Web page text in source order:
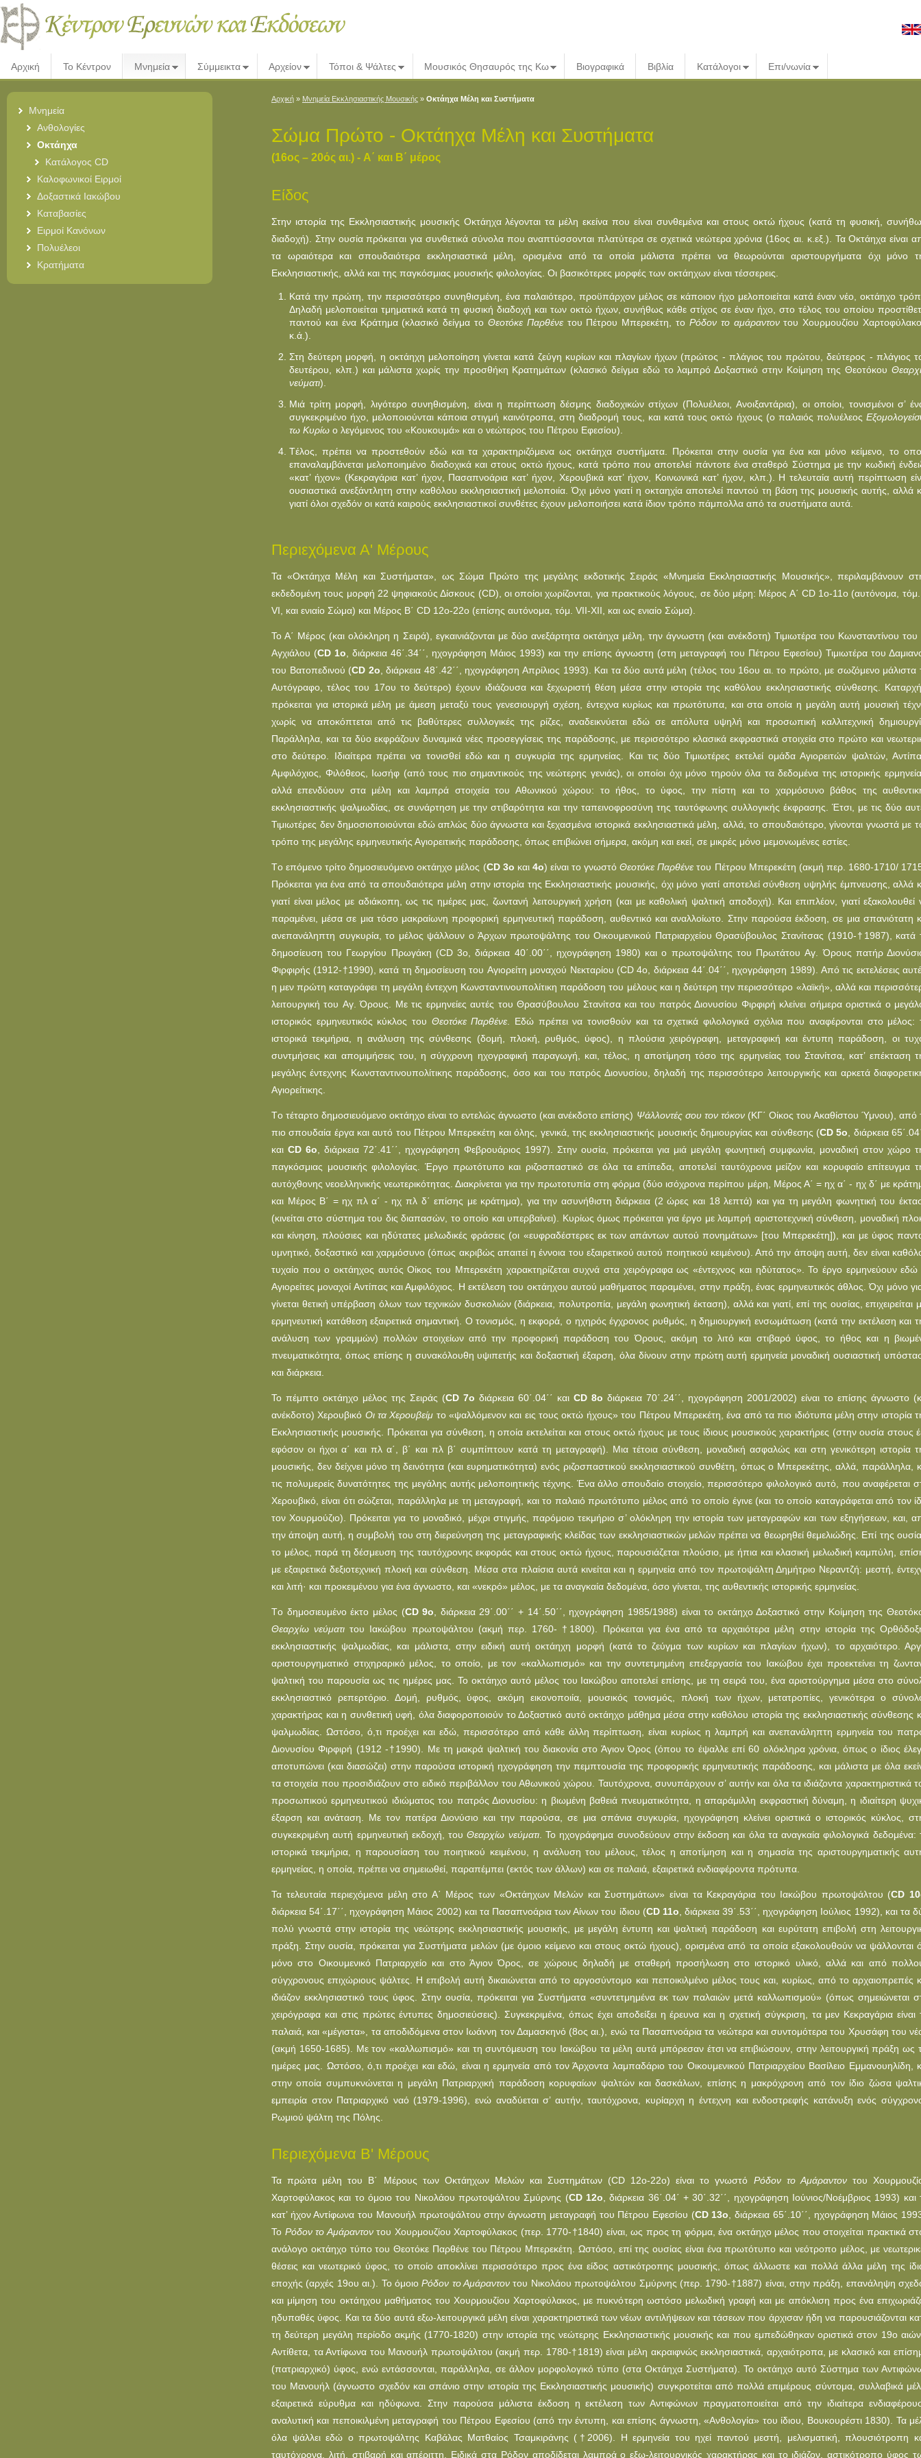
Αρχική Το Κέντρον Μνημεία Σύμμεικτα Αρχείον Τόποι & Ψάλτες Μουσικός Θησαυρός της Κω Βιογραφικά Βιβλία Κατάλογοι Επι/νωνία
Μνημεία
Ανθολογίες
Οκτάηχα
Κατάλογος CD
Καλοφωνικοί Ειρμοί
Δοξαστικά Ιακώβου
Καταβασίες
Ειρμοί Κανόνων
Πολυέλεοι
Κρατήματα
Αρχική » Μνημεία Εκκλησιαστικής Μουσικής » Οκτάηχα Μέλη και Συστήματα
Σώμα Πρώτο - Οκτάηχα Μέλη και Συστήματα
(16ος – 20ός αι.) - A΄ και Β΄ μέρος
Είδος
Στην ιστορία της Εκκλησιαστικής μουσικής Oκτάηχα λέγονται τα μέλη εκείνα που είναι συνθεμένα και στους οκτώ ήχους (κατά τη φυσική,
διαδοχή). Στην ουσία πρόκειται για συνθετικά σύνολα που αναπτύσσονται πλατύτερα σε σχετικά νεώτερα χρόνια (16ος αι. κ.εξ.). Τα Oκτάηχα είναι
τα ωραιότερα και σπουδαιότερα εκκλησιαστικά μέλη, ορισμένα από τα οποία μάλιστα πρέπει να θεωρούνται αριστουργήματα όχι μόνο
Εκκλησιαστικής, αλλά και της παγκόσμιας μουσικής φιλολογίας. Oι βασικότερες μορφές των οκτάηχων είναι τέσσερεις.
Kατά την πρώτη, την περισσότερο συνηθισμένη, ένα παλαιότερο, προϋπάρχον μέλος σε κάποιον ήχο μελοποιείται κατά έναν νέο, οκτάηχο
Δηλαδή μελοποιείται τμηματικά κατά τη φυσική διαδοχή και των οκτώ ήχων, συνήθως κάθε στίχος σε έναν ήχο, στο τέλος του οποίου
παντού και ένα Κράτημα (κλασικό δείγμα το Θεοτόκε Παρθένετου Πέτρου Mπερεκέτη, το Pόδον το αμάραντοντου Χουρμουζίου
κ.ά.).
Στη δεύτερη μορφή, η οκτάηχη μελοποίηση γίνεται κατά ζεύγη κυρίων και πλαγίων ήχων (πρώτος - πλάγιος του πρώτου, δεύτερος - πλάγιος
δευτέρου, κλπ.) και μάλιστα χωρίς την προσθήκη Κρατημάτων (κλασικό δείγμα εδώ το λαμπρό Δοξαστικό στην Kοίμηση της Θεοτόκου
νεύματι).
Mιά τρίτη μορφή, λιγότερο συνηθισμένη, είναι η περίπτωση δέσμης διαδοχικών στίχων (Πολυέλεοι, Aνοιξαντάρια), οι οποίοι, τονισμένοι σ’
συγκεκριμένο ήχο, μελοποιούνται κάποια στιγμή καινότροπα, στη διαδρομή τους, και κατά τους οκτώ ήχους (ο παλαιός πολυέλεος
τω Kυρίω ο λεγόμενος του «Kουκουμά» και ο νεώτερος του Πέτρου Eφεσίου).
Tέλος, πρέπει να προστεθούν εδώ και τα χαρακτηριζόμενα ως οκτάηχα συστήματα. Πρόκειται στην ουσία για ένα και μόνο κείμενο, το
επαναλαμβάνεται μελοποιημένο διαδοχικά και στους οκτώ ήχους, κατά τρόπο που αποτελεί πάντοτε ένα σταθερό Σύστημα με την κωδική
«κατ’ ήχον» (Kεκραγάρια κατ’ ήχον, Πασαπνοάρια κατ’ ήχον, Xερουβικά κατ’ ήχον, Kοινωνικά κατ’ ήχον, κλπ.). H τελευταία αυτή περίπτωση
ουσιαστικά ανεξάντλητη στην καθόλου εκκλησιαστική μελοποιία. Όχι μόνο γιατί η οκταηχία αποτελεί παντού τη βάση της μουσικής αυτής, αλλά
γιατί όλοι σχεδόν οι κατά καιρούς εκκλησιαστικοί συνθέτες έχουν μελοποιήσει κατά ίδιον τρόπο πάμπολλα από τα συστήματα αυτά.
Περιεχόμενα Α' Μέρους
Τα «Oκτάηχα Μέλη και Συστήματα», ως Σώμα Πρώτο της μεγάλης εκδοτικής Σειράς «Μνημεία Εκκλησιαστικής Μουσικής», περιλαμβάνουν
εκδεδομένη τους μορφή 22 ψηφιακούς Δίσκους (CD), οι οποίοι χωρίζονται, για πρακτικούς λόγους, σε δύο μέρη: Μέρος Α΄ CD 1o-11o (αυτόνομα, τόμ.
VI, και ενιαίο Σώμα) και Μέρος Β΄ CD 12o-22o (επίσης αυτόνομα, τόμ. VII-XII, και ως ενιαίο Σώμα).
Το Α΄ Μέρος (και ολόκληρη η Σειρά), εγκαινιάζονται με δύο ανεξάρτητα οκτάηχα μέλη, την άγνωστη (και ανέκδοτη) Τιμιωτέρα του Κωνσταντίνου του
Αγχιάλου (CD 1o , διάρκεια 46΄.34΄΄, ηχογράφηση Μάιος 1993) και την επίσης άγνωστη (στη μεταγραφή του Πέτρου Εφεσίου) Τιμιωτέρα του
του Βατοπεδινού (CD 2o , διάρκεια 48΄.42΄΄, ηχογράφηση Απρίλιος 1993). Και τα δύο αυτά μέλη (τέλος του 16ου αι. το πρώτο, με σωζόμενο μάλιστα
Αυτόγραφο, τέλος του 17ου το δεύτερο) έχουν ιδιάζουσα και ξεχωριστή θέση μέσα στην ιστορία της καθόλου εκκλησιαστικής σύνθεσης.
πρόκειται για ιστορικά μέλη με άμεση μεταξύ τους γενεσιουργή σχέση, έντεχνα κυρίως και πρωτότυπα, και στα οποία η μεγάλη αυτή μουσική
χωρίς να αποκόπτεται από τις βαθύτερες συλλογικές της ρίζες, αναδεικνύεται εδώ σε απόλυτα υψηλή και προσωπική καλλιτεχνική
Παράλληλα, και τα δύο εκφράζουν δυναμικά νέες προσεγγίσεις της παράδοσης, με περισσότερο κλασικά εκφραστικά στοιχεία στο πρώτο και
στο δεύτερο. Ιδιαίτερα πρέπει να τονισθεί εδώ και η συγκυρία της ερμηνείας. Και τις δύο Τιμιωτέρες εκτελεί ομάδα Αγιορειτών ψαλτών,
Αμφιλόχιος, Φιλόθεος, Ιωσήφ (από τους πιο σημαντικούς της νεώτερης γενιάς), οι οποίοι όχι μόνο τηρούν όλα τα δεδομένα της ιστορικής
αλλά επενδύουν στα μέλη και λαμπρά στοιχεία του Αθωνικού χώρου: το ήθος, το ύφος, την πίστη και το χαρμόσυνο βάθος της
εκκλησιαστικής ψαλμωδίας, σε συνάρτηση με την στιβαρότητα και την ταπεινοφροσύνη της ταυτόφωνης συλλογικής έκφρασης. Έτσι, με τις δύο
Τιμιωτέρες δεν δημοσιοποιούνται εδώ απλώς δύο άγνωστα και ξεχασμένα ιστορικά εκκλησιαστικά μέλη, αλλά, το σπουδαιότερο, γίνονται γνωστά με
τρόπο της μεγάλης ερμηνευτικής Αγιορειτικής παράδοσης, όπως επιβιώνει σήμερα, ακόμη και εκεί, σε μικρές μόνο μεμονωμένες εστίες.
Tο επόμενο τρίτο δημοσιευόμενο οκτάηχο μέλος (CD 3o και 4ο) είναι το γνωστόΘεοτόκε Παρθένε του Πέτρου Mπερεκέτη (ακμή περ. 1680-1710/
Πρόκειται για ένα από τα σπουδαιότερα μέλη στην ιστορία της Eκκλησιαστικής μουσικής, όχι μόνο γιατί αποτελεί σύνθεση υψηλής έμπνευσης, αλλά
γιατί είναι μέλος με αδιάκοπη, ως τις ημέρες μας, ζωντανή λειτουργική χρήση (και με καθολική ψαλτική αποδοχή). Kαι επιπλέον, γιατί εξακολουθεί
παραμένει, μέσα σε μια τόσο μακραίωνη προφορική ερμηνευτική παράδοση, αυθεντικό και αναλλοίωτο. Στην παρούσα έκδοση, σε μια σπανιότατη
ανεπανάληπτη συγκυρία, το μέλος ψάλλουν ο Άρχων πρωτοψάλτης του Oικουμενικού Πατριαρχείου Θρασύβουλος Στανίτσας (1910-† 1987), κατά
δημοσίευση του Γεωργίου Πρωγάκη (CD 3o, διάρκεια 40΄.00΄΄, ηχογράφηση 1980) και ο πρωτοψάλτης του Πρωτάτου Aγ. Όρους πατήρ
Φιρφιρής (1912-†1990), κατά τη δημοσίευση του Aγιορείτη μοναχού Nεκταρίου (CD 4ο, διάρκεια 44΄.04΄΄, ηχογράφηση 1989). Aπό τις εκτελέσεις
η μεν πρώτη καταγράφει τη μεγάλη έντεχνη Kωνσταντινουπολίτικη παράδοση του μέλους και η δεύτερη την περισσότερο «λαϊκή», αλλά και
λειτουργική του Aγ. Όρους. Mε τις ερμηνείες αυτές του Θρασύβουλου Στανίτσα και του πατρός Διονυσίου Φιρφιρή κλείνει σήμερα οριστικά ο
ιστορικός ερμηνευτικός κύκλος του Θεοτόκε Παρθένε . Εδώ πρέπει να τονισθούν και τα σχετικά φιλολογικά σχόλια που αναφέρονται στο μέλος:
ιστορικά τεκμήρια, η ανάλυση της σύνθεσης (δομή, πλοκή, ρυθμός, ύφος), η πλούσια χειρόγραφη, μεταγραφική και έντυπη παράδοση, οι
συντμήσεις και απομιμήσεις του, η σύγχρονη ηχογραφική παραγωγή, και, τέλος, η αποτίμηση τόσο της ερμηνείας του Στανίτσα, κατ’ επέκταση
μεγάλης έντεχνης Kωνσταντινουπολίτικης παράδοσης, όσο και του πατρός Διονυσίου, δηλαδή της περισσότερο λειτουργικής και αρκετά
Aγιορείτικης.
Tο τέταρτο δημοσιευόμενο οκτάηχο είναι το εντελώς άγνωστο (και ανέκδοτο επίσης) Ψάλλοντές σου τον τόκον(ΚΓ΄ Oίκος του Ακαθίστου Ύμνου), από
πιο σπουδαία έργα και αυτό του Πέτρου Μπερεκέτη και όλης, γενικά, της εκκλησιαστικής μουσικής δημιουργίας και σύνθεσης (CD 5o , διάρκεια
και CD 6ο , διάρκεια 72΄.41΄΄, ηχογράφηση Φεβρουάριος 1997). Στην ουσία, πρόκειται για μιά μεγάλη φωνητική συμφωνία, μοναδική στον χώρο
παγκόσμιας μουσικής φιλολογίας. Έργο πρωτότυπο και ριζοσπαστικό σε όλα τα επίπεδα, αποτελεί ταυτόχρονα μείζον και κορυφαίο επίτευγμα
αυτόχθονης νεοελληνικής νεωτερικότητας. Διακρίνεται για την πρωτοτυπία στη φόρμα (δύο ισόχρονα περίπου μέρη, Μέρος Α΄ = ηχ α΄ - ηχ δ΄ με
και Μέρος Β΄ = ηχ πλ α΄ - ηχ πλ δ΄ επίσης με κράτημα), για την ασυνήθιστη διάρκεια (2 ώρες και 18 λεπτά) και για τη μεγάλη φωνητική του
(κινείται στο σύστημα του δις διαπασών, το οποίο και υπερβαίνει). Κυρίως όμως πρόκειται για έργο με λαμπρή αριστοτεχνική σύνθεση, μοναδική
και κίνηση, πλούσιες και ηδύτατες μελωδικές φράσεις (οι «ευφραδέστερες εκ των απάντων αυτού πονημάτων» [του Μπερεκέτη]), και με ύφος
υμνητικό, δοξαστικό και χαρμόσυνο (όπως ακριβώς απαιτεί η έννοια του εξαιρετικού αυτού ποιητικού κειμένου). Από την άποψη αυτή, δεν είναι
τυχαίο που ο οκτάηχος αυτός Oίκος του Μπερεκέτη χαρακτηρίζεται συχνά στα χειρόγραφα ως «έντεχνος και ηδύτατος». Το έργο ερμηνεύουν εδώ
Αγιορείτες μοναχοί Αντίπας και Αμφιλόχιος. Η εκτέλεση του οκτάηχου αυτού μαθήματος παραμένει, στην πράξη, ένας ερμηνευτικός άθλος. Όχι μόνο
γίνεται θετική υπέρβαση όλων των τεχνικών δυσκολιών (διάρκεια, πολυτροπία, μεγάλη φωνητική έκταση), αλλά και γιατί, επί της ουσίας, επιχειρείται
ερμηνευτική κατάθεση εξαιρετικά σημαντική. O τονισμός, η εκφορά, ο ηχηρός έγχρονος ρυθμός, η δημιουργική ενσωμάτωση (κατά την εκτέλεση και
ανάλυση των γραμμών) πολλών στοιχείων από την προφορική παράδοση του Όρους, ακόμη το λιτό και στιβαρό ύφος, το ήθος και η
πνευματικότητα, όπως επίσης η συνακόλουθη υψιπετής και δοξαστική έξαρση, όλα δίνουν στην πρώτη αυτή ερμηνεία μοναδική ουσιαστική
και διάρκεια.
Το πέμπτο οκτάηχο μέλος της Σειράς (CD 7ο διάρκεια 60΄.04΄΄ και CD 8ο διάρκεια 70΄.24΄΄, ηχογράφηση 2001/2002) είναι το επίσης άγνωστο
ανέκδοτο) Χερουβικό Oι τα Χερουβείμ το «ψαλλόμενον και εις τους οκτώ ήχους» του Πέτρου Μπερεκέτη, ένα από τα πιο ιδιότυπα μέλη στην ιστορία
Εκκλησιαστικής μουσικής. Πρόκειται για σύνθεση, η οποία εκτελείται και στους οκτώ ήχους με τους ίδιους μουσικούς χαρακτήρες (στην ουσία στους
εφόσον οι ήχοι α΄ και πλ α΄, β΄ και πλ β΄ συμπίπτουν κατά τη μεταγραφή). Μια τέτοια σύνθεση, μοναδική ασφαλώς και στη γενικότερη ιστορία
μουσικής, δεν δείχνει μόνο τη δεινότητα (και ευρηματικότητα) ενός ριζοσπαστικού εκκλησιαστικού συνθέτη, όπως ο Μπερεκέτης, αλλά, παράλληλα,
τις πολυμερείς δυνατότητες της μεγάλης αυτής μελοποιητικής τέχνης. Ένα άλλο σπουδαίο στοιχείο, περισσότερο φιλολογικό αυτό, που αναφέρεται
Χερουβικό, είναι ότι σώζεται, παράλληλα με τη μεταγραφή, και το παλαιό πρωτότυπο μέλος από το οποίο έγινε (και το οποίο καταγράφεται από τον
τον Χουρμούζιο). Πρόκειται για το μοναδικό, μέχρι στιγμής, παρόμοιο τεκμήριο σ’ ολόκληρη την ιστορία των μεταγραφών και των εξηγήσεων, και,
την άποψη αυτή, η συμβολή του στη διερεύνηση της μεταγραφικής κλείδας των εκκλησιαστικών μελών πρέπει να θεωρηθεί θεμελιώδης. Επί της
το μέλος, παρά τη δέσμευση της ταυτόχρονης εκφοράς και στους οκτώ ήχους, παρουσιάζεται πλούσιο, με ήπια και κλασική μελωδική καμπύλη,
με εξαιρετικά δεξιοτεχνική πλοκή και σύνθεση. Μέσα στα πλαίσια αυτά κινείται και η ερμηνεία από τον πρωτοψάλτη Δημήτριο Νεραντζή: μεστή,
και λιτή· και προκειμένου για ένα άγνωστο, και «νεκρό» μέλος, με τα αναγκαία δεδομένα, όσο γίνεται, της αυθεντικής ιστορικής ερμηνείας.
Tο δημοσιευμένο έκτο μέλος (CD 9o , διάρκεια 29΄.00΄΄ + 14΄.50΄΄, ηχογράφηση 1985/1988) είναι το οκτάηχο Δοξαστικό στην Κοίμηση της
Θεαρχίω νεύματι του Ιακώβου πρωτοψάλτου (ακμή περ. 1760- † 1800). Πρόκειται για ένα από τα αρχαιότερα μέλη στην ιστορία της
εκκλησιαστικής ψαλμωδίας, και μάλιστα, στην ειδική αυτή οκτάηχη μορφή (κατά το ζεύγμα των κυρίων και πλαγίων ήχων), το αρχαιότερο.
αριστουργηματικό στιχηραρικό μέλος, το οποίο, με τον «καλλωπισμό» και την συντετμημένη επεξεργασία του Ιακώβου έχει προεκτείνει τη
ψαλτική του παρουσία ως τις ημέρες μας. Το οκτάηχο αυτό μέλος του Ιακώβου αποτελεί επίσης, με τη σειρά του, ένα αριστούργημα μέσα στο
εκκλησιαστικό ρεπερτόριο. Δομή, ρυθμός, ύφος, ακόμη εικονοποιία, μουσικός τονισμός, πλοκή των ήχων, μετατροπίες, γενικότερα ο
χαρακτήρας και η συνθετική υφή, όλα διαφοροποιούν το Δοξαστικό αυτό οκτάηχο μάθημα μέσα στην καθόλου ιστορία της εκκλησιαστικής σύνθεσης
ψαλμωδίας. Ωστόσο, ό,τι προέχει και εδώ, περισσότερο από κάθε άλλη περίπτωση, είναι κυρίως η λαμπρή και ανεπανάληπτη ερμηνεία του
Διονυσίου Φιρφιρή (1912 -†1990). Με τη μακρά ψαλτική του διακονία στο Άγιον Όρος (όπου το έψαλλε επί 60 ολόκληρα χρόνια, όπως ο ίδιος
αποτυπώνει (και διασώζει) στην παρούσα ιστορική ηχογράφηση την πεμπτουσία της προφορικής ερμηνευτικής παράδοσης, και μάλιστα με όλα
τα στοιχεία που προσιδιάζουν στο ειδικό περιβάλλον του Αθωνικού χώρου. Ταυτόχρονα, συνυπάρχουν σ’ αυτήν και όλα τα ιδιάζοντα χαρακτηριστικά
προσωπικού ερμηνευτικού ιδιώματος του πατρός Διονυσίου: η βιωμένη βαθειά πνευματικότητα, η απαράμιλλη εκφραστική δύναμη, η ιδιαίτερη
έξαρση και ανάταση. Με τον πατέρα Διονύσιο και την παρούσα, σε μια σπάνια συγκυρία, ηχογράφηση κλείνει οριστικά ο ιστορικός κύκλος,
συγκεκριμένη αυτή ερμηνευτική εκδοχή, τουΘεαρχίω νεύματι. Το ηχογράφημα συνοδεύουν στην έκδοση και όλα τα αναγκαία φιλολογικά δεδομένα:
ιστορικά τεκμήρια, η παρουσίαση του ποιητικού κειμένου, η ανάλυση του μέλους, τέλος η αποτίμηση και η σημασία της αριστουργηματικής
ερμηνείας, η οποία, πρέπει να σημειωθεί, παραπέμπει (εκτός των άλλων) και σε παλαιά, εξαιρετικά ενδιαφέροντα πρότυπα.
Τα τελευταία περιεχόμενα μέλη στο Α΄ Μέρος των «Oκτάηχων Μελών και Συστημάτων» είναι τα Κεκραγάρια του Ιακώβου πρωτοψάλτου (CD
διάρκεια 54΄.17΄΄, ηχογράφηση Μάιος 2002) και τα Πασαπνοάρια των Αίνων του ίδιου (CD 11o , διάρκεια 39΄.53΄΄, ηχογράφηση Ιούλιος 1992), και τα
πολύ γνωστά στην ιστορία της νεώτερης εκκλησιαστικής μουσικής, με μεγάλη έντυπη και ψαλτική παράδοση και ευρύτατη επιβολή στη
πράξη. Στην ουσία, πρόκειται για Συστήματα μελών (με όμοιο κείμενο και στους οκτώ ήχους), ορισμένα από τα οποία εξακολουθούν να ψάλλονται
μόνο στο Oικουμενικό Πατριαρχείο και στο Άγιον Όρος, σε χώρους δηλαδή με σταθερή προσήλωση στο ιστορικό υλικό, αλλά και από
σύγχρονους επιχώριους ψάλτες. Η επιβολή αυτή δικαιώνεται από το αργοσύντομο και πεποικιλμένο μέλος τους και, κυρίως, από το αρχαιοπρεπές
ιδιάζον εκκλησιαστικό τους ύφος. Στην ουσία, πρόκειται για Συστήματα «συντετμημένα εκ των παλαιών μετά καλλωπισμού» (όπως σημειώνεται
χειρόγραφα και στις πρώτες έντυπες δημοσιεύσεις). Συγκεκριμένα, όπως έχει αποδείξει η έρευνα και η σχετική σύγκριση, τα μεν Κεκραγάρια είναι
παλαιά, και «μέγιστα», τα αποδιδόμενα στον Ιωάννη τον Δαμασκηνό (8ος αι.), ενώ τα Πασαπνοάρια τα νεώτερα και συντομότερα του Χρυσάφη του
(ακμή 1650-1685). Με τον «καλλωπισμό» και τη συντόμευση του Ιακώβου τα μέλη αυτά μπόρεσαν έτσι να επιβιώσουν, στην λειτουργική πράξη ως
ημέρες μας. Ωστόσο, ό,τι προέχει και εδώ, είναι η ερμηνεία από τον Άρχοντα λαμπαδάριο του Oικουμενικού Πατριαρχείου Βασίλειο Εμμανουηλίδη,
στην οποία συμπυκνώνεται η μεγάλη Πατριαρχική παράδοση κορυφαίων ψαλτών και δασκάλων, επίσης η μακρόχρονη από τον ίδιο ζώσα
εμπειρία στον Πατριαρχικό ναό (1979-1996), ενώ αναδύεται σ’ αυτήν, ταυτόχρονα, κυρίαρχη η έντεχνη και ενδοστρεφής κατάνυξη ενός
Ρωμιού ψάλτη της Πόλης.
Περιεχόμενα Β' Μέρους
Τα πρώτα μέλη του Β΄ Μέρους των Οκτάηχων Μελών και Συστημάτων (CD 12o-22o) είναι το γνωστό Ρόδον το Αμάραντοντου
Χαρτοφύλακος και το όμοιο του Νικολάου πρωτοψάλτου Σμύρνης (CD 12o , διάρκεια 36΄.04΄ + 30΄.32΄΄, ηχογράφηση Ιούνιος/Νοέμβριος 1993) και
κατ’ ήχον Αντίφωνα του Μανουήλ πρωτοψάλτου στην άγνωστη μεταγραφή του Πέτρου Εφεσίου (CD 13o , διάρκεια 65΄.10΄΄, ηχογράφηση Μάιος
Το Ρόδον το Αμάραντοντου Χουρμουζίου Χαρτοφύλακος (περ. 1770-†1840) είναι, ως προς τη φόρμα, ένα οκτάηχο μέλος που στοιχείται πρακτικά
ανάλογο οκτάηχο τύπο του Θεοτόκε Παρθένε του Πέτρου Μπερεκέτη. Ωστόσο, επί της ουσίας είναι ένα πρωτότυπο και νεότροπο μέλος, με
θέσεις και νεωτερικό ύφος, το οποίο αποκλίνει περισσότερο προς ένα είδος αστικότροπης μουσικής, όπως άλλωστε και πολλά άλλα μέλη της
εποχής (αρχές 19ου αι.). Το όμοιοΡόδον το Αμάραντον του Νικολάου πρωτοψάλτου Σμύρνης (περ. 1790-†1887) είναι, στην πράξη, επανάληψη
και μίμηση του οκτάηχου μαθήματος του Χουρμουζίου Χαρτοφύλακος, με πυκνότερη ωστόσο μελωδική γραφή και με απόκλιση προς ένα
ηδυπαθές ύφος. Και τα δύο αυτά εξω-λειτουργικά μέλη είναι χαρακτηριστικά των νέων αντιλήψεων και τάσεων που άρχισαν ήδη να παρουσιάζονται
τη δεύτερη μεγάλη περίοδο ακμής (1770-1820) στην ιστορία της νεώτερης Εκκλησιαστικής μουσικής και που εμπεδώθηκαν οριστικά στον 19ο
Αντίθετα, τα Αντίφωνα του Μανουήλ πρωτοψάλτου (ακμή περ. 1780-†1819) είναι μέλη ακραιφνώς εκκλησιαστικά, αρχαιότροπα, με κλασικό και
(πατριαρχικό) ύφος, ενώ εντάσσονται, παράλληλα, σε άλλον μορφολογικό τύπο (στα Oκτάηχα Συστήματα). Το οκτάηχο αυτό Σύστημα των
του Μανουήλ (άγνωστο σχεδόν και σπάνιο στην ιστορία της Εκκλησιαστικής μουσικής) συγκροτείται από πολλά επιμέρους σύντομα, συλλαβικά
εξαιρετικά εύρυθμα και ηδύφωνα. Στην παρούσα μάλιστα έκδοση η εκτέλεση των Αντιφώνων πραγματοποιείται από την ιδιαίτερα
αναλυτική και πεποικιλμένη μεταγραφή του Πέτρου Εφεσίου (από την έντυπη, και επίσης άγνωστη, «Ανθολογία» του ίδιου, Βουκουρέστι 1830). Τα
όλα ψάλλει εδώ ο πρωτοψάλτης Καβάλας Ματθαίος Τσαμκιράνης ( † 2006). Η ερμηνεία του ηχεί παντού μεστή, μελισματική, πλουσιότροπη
ταυτόχρονα, λιτή, στιβαρή και απέριττη. Ειδικά στα Ρόδον αποδίδεται λαμπρά ο εξω-λειτουργικός χαρακτήρας και το ιδιάζον, αστικότροπο ύφος